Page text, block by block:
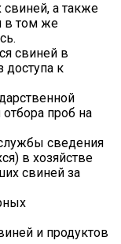
а также
в том же
свиней в
доступа к
проб на
сведения
в хозяйстве
свиней за
и продуктов